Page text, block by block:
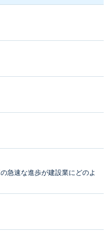
急速な進歩が建設業にどのよ